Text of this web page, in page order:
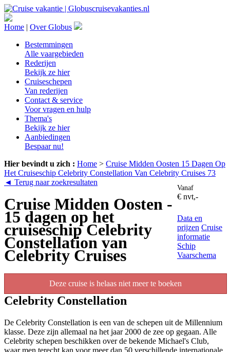
Home | Over Globus
Bestemmingen
Alle vaargebieden
Rederijen
Bekijk ze hier
Cruiseschepen
Van rederijen
Contact & service
Voor vragen en hulp
Thema's
Bekijk ze hier
Aanbiedingen
Bespaar nu!
Hier bevindt u zich : Home > Cruise Midden Oosten 15 Dagen Op
Het Cruiseschip Celebrity Constellation Van Celebrity Cruises 73
◄ Terug naar zoekresultaten
Cruise Midden Oosten -
15 dagen op het
cruiseschip Celebrity
Constellation van
Celebrity Cruises
Vanaf
€ nvt,-
Data en
prijzen Cruise
informatie
Schip
Vaarschema
Deze cruise is helaas niet meer te boeken
Celebrity Constellation
De Celebrity Constellation is een van de schepen uit de Millennium
klasse. Deze zijn allemaal na het jaar 2000 de zee op gegaan. Alle
Celebrity schepen beschikken over de bekende Michael's Club,
waar men terecht kan voor meer dan 50 verschillende internationale